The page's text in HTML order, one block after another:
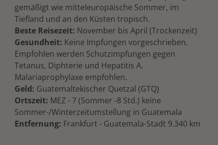
gemäßigt wie mitteleuropäische Sommer, im
Tiefland und an den Küsten tropisch.
Beste Reisezeit: November bis April (Trockenzeit)
Gesundheit: Keine Impfungen vorgeschrieben.
Empfohlen werden Schutzimpfungen gegen
Tetanus, Diphterie und Hepatitis A.
Malariaprophylaxe empfohlen.
Geld: Guatemaltekischer Quetzal (GTQ)
Ortszeit: MEZ - 7 (Sommer -8 Std.) keine
Sommer-/Winterzeitumstellung in Guatemala
Entfernung: Frankfurt - Guatemala-Stadt 9.340 km